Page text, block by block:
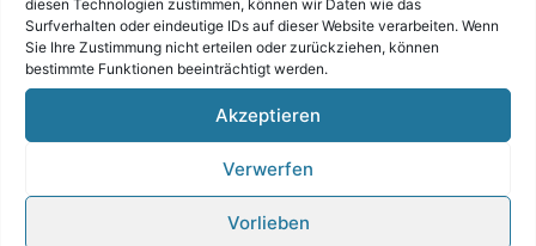
diesen Technologien zustimmen, können wir Daten wie das
Surfverhalten oder eindeutige IDs auf dieser Website verarbeiten. Wenn
Sie Ihre Zustimmung nicht erteilen oder zurückziehen, können
bestimmte Funktionen beeinträchtigt werden.
Akzeptieren
Verwerfen
Vorlieben